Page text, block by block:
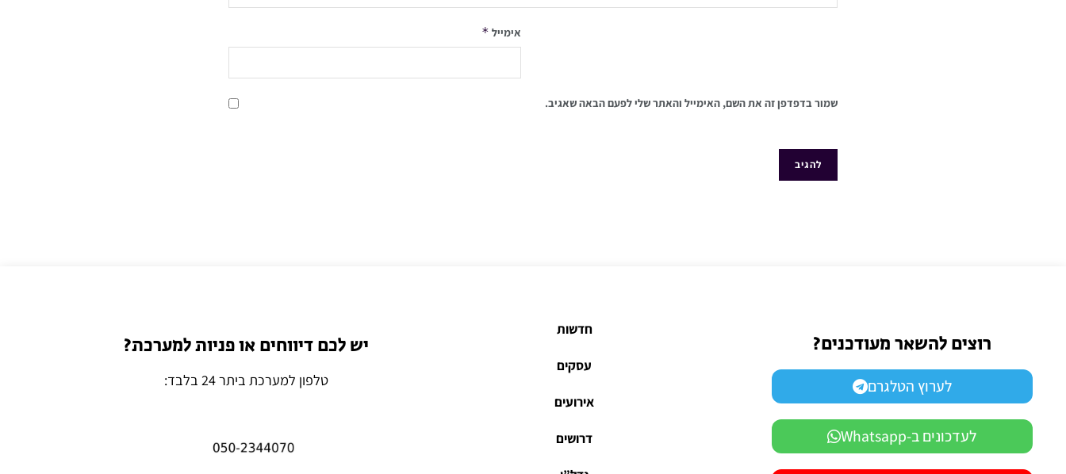
אימייל *
שמור בדפדפן זה את השם, האימייל והאתר שלי לפעם הבאה שאגיב.
רוצים להשאר מעודכנים?
לערוץ הטלגרם
לעדכונים ב-Whatsapp
חדשות
עסקים
אירועים
דרושים
יש לכם דיווחים או פניות למערכת?
טלפון למערכת ביתר 24 בלבד: